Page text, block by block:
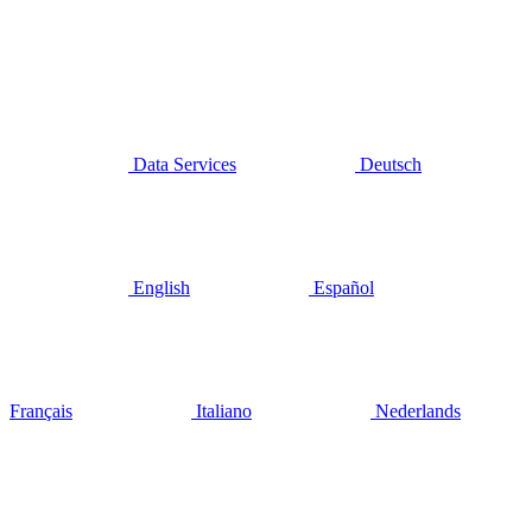
Data Services Deutsch
English Español
Français Italiano Nederlands